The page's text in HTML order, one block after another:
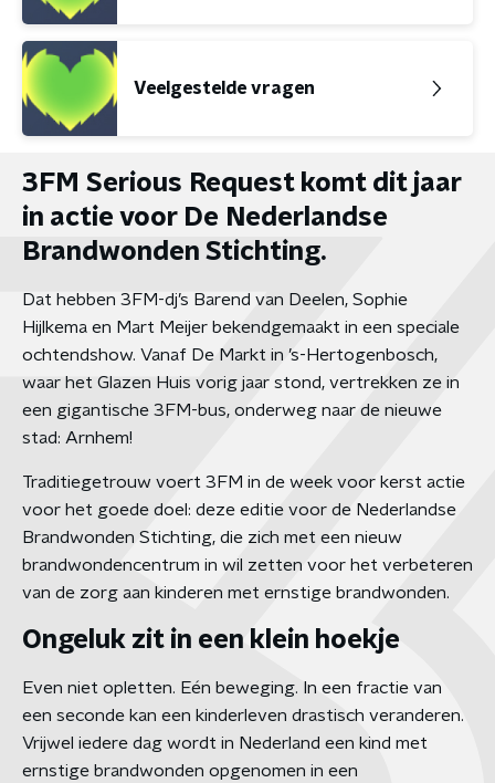
Veelgestelde vragen
3FM Serious Request komt dit jaar
in actie voor De Nederlandse
Brandwonden Stichting.
Dat hebben 3FM-dj’s Barend van Deelen, Sophie
Hijlkema en Mart Meijer bekendgemaakt in een speciale
ochtendshow. Vanaf De Markt in ’s-Hertogenbosch,
waar het Glazen Huis vorig jaar stond, vertrekken ze in
een gigantische 3FM-bus, onderweg naar de nieuwe
stad: Arnhem!
Traditiegetrouw voert 3FM in de week voor kerst actie
voor het goede doel: deze editie voor de Nederlandse
Brandwonden Stichting, die zich met een nieuw
brandwondencentrum in wil zetten voor het verbeteren
van de zorg aan kinderen met ernstige brandwonden.
Ongeluk zit in een klein hoekje
Even niet opletten. Eén beweging. In een fractie van
een seconde kan een kinderleven drastisch veranderen.
Vrijwel iedere dag wordt in Nederland een kind met
ernstige brandwonden opgenomen in een